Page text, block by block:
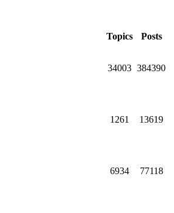
Topics Posts
34003 384390
1261 13619
6934 77118